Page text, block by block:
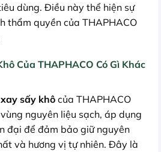
dùng. Điều này thể hiện sự
thẩm quyền của THAPHACO
Của THAPHACO Có Gì Khác
sấy khô của THAPHACO
nguyên liệu sạch, áp dụng
đại để đảm bảo giữ nguyên
và hương vị tự nhiên. Đây là